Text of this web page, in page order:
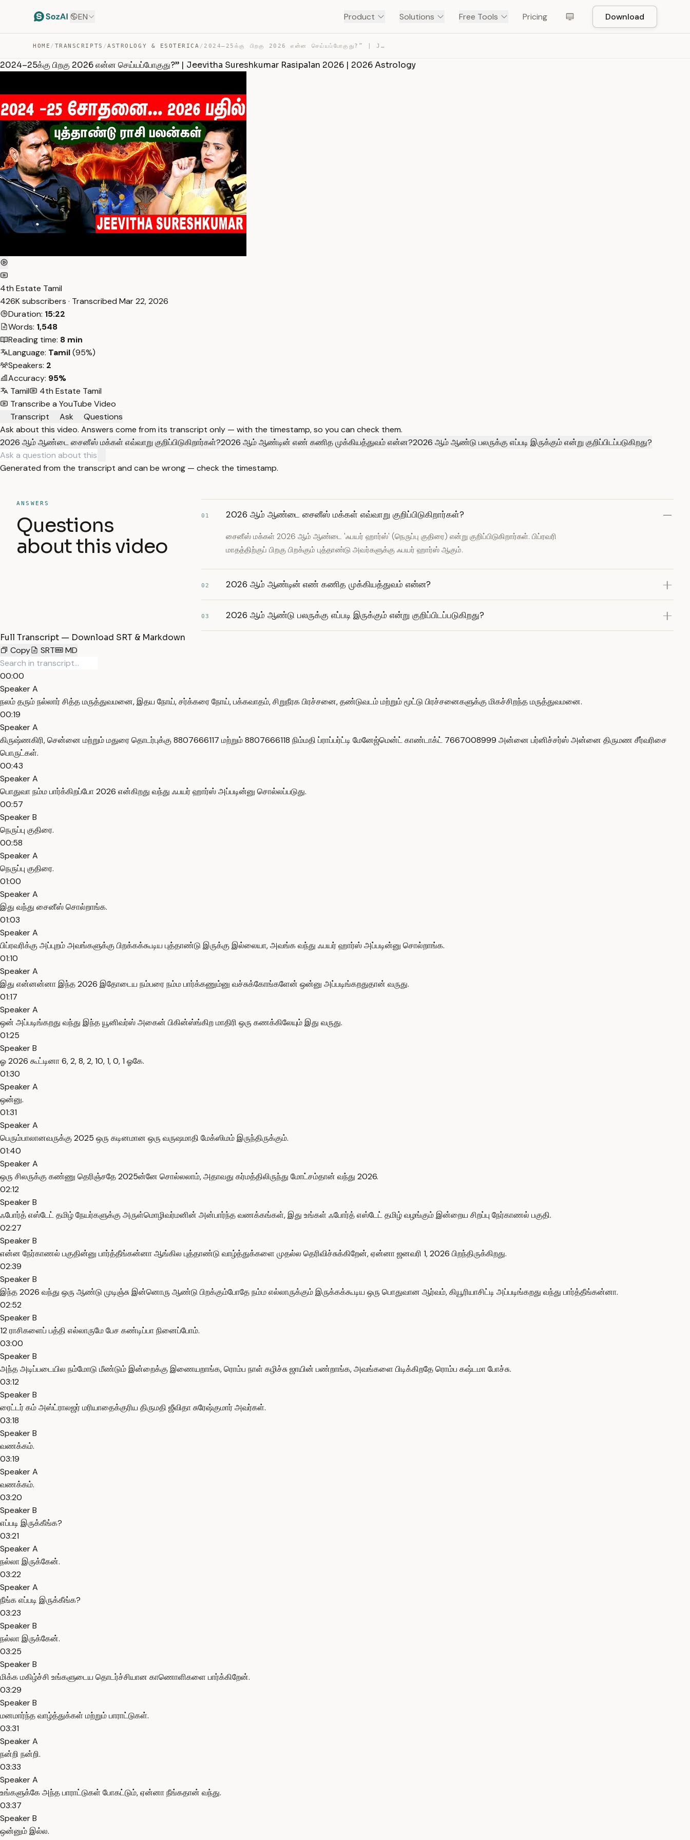
EN Product Solutions Free Tools Pricing Download
HOME / TRANSCRIPTS /ASTROLOGY & ESOTERICA / 2024–25க்கு பிறகு 2026 என்ன செய்யப்போகுது?” | JEEVITHA … — TRANSCRIPT
2024–25க்கு பிறகு 2026 என்ன செய்யப்போகுது?” | Jeevitha Sureshkumar Rasipalan 2026 | 2026 Astrology
4th Estate Tamil
426K subscribers · Transcribed Mar 22, 2026
Duration: 15:22
Words: 1,548
Reading time: 8 min
Language: Tamil(95%)
Speakers: 2
Accuracy: 95%
Tamil
4th Estate Tamil
Transcribe a YouTube Video
Transcript
Ask
Questions
Ask about this video. Answers come from its transcript only — with the timestamp, so you can check them.
2026 ஆம் ஆண்டை சைனீஸ் மக்கள் எவ்வாறு குறிப்பிடுகிறார்கள்?2026 ஆம் ஆண்டின் எண் கணித முக்கியத்துவம் என்ன?2026 ஆம் ஆண்டு பலருக்கு எப்படி இருக்கும் என்று குறிப்பிடப்படுகிறது?
Generated from the transcript and can be wrong — check the timestamp.
ANSWERS
Questions
about this video
01 2026 ஆம் ஆண்டை சைனீஸ் மக்கள் எவ்வாறு குறிப்பிடுகிறார்கள்?
சைனீஸ் மக்கள் 2026 ஆம் ஆண்டை 'ஃபயர் ஹார்ஸ்' (நெருப்பு குதிரை) என்று குறிப்பிடுகிறார்கள். பிப்ரவரி
மாதத்திற்குப் பிறகு பிறக்கும் புத்தாண்டு அவர்களுக்கு ஃபயர் ஹார்ஸ் ஆகும்.
02 2026 ஆம் ஆண்டின் எண் கணித முக்கியத்துவம் என்ன?
03 2026 ஆம் ஆண்டு பலருக்கு எப்படி இருக்கும் என்று குறிப்பிடப்படுகிறது?
Full Transcript — Download SRT & Markdown
Copy
SRT MD
00:00
Speaker A
நலம் தரும் நல்லார் சித்த மருத்துவமனை, இதய நோய், சர்க்கரை நோய், பக்கவாதம், சிறுநீரக பிரச்சனை, தண்டுவடம் மற்றும் மூட்டு பிரச்சனைகளுக்கு மிகச்சிறந்த மருத்துவமனை.
00:19
Speaker A
கிருஷ்ணகிரி, சென்னை மற்றும் மதுரை தொடர்புக்கு 8807666117 மற்றும் 8807666118 நிம்மதி ப்ராப்பர்ட்டி மேனேஜ்மென்ட் காண்டாக்ட் 7667008999 அன்னை பர்னிச்சர்ஸ் அன்னை திருமண சீர்வரிசை
பொருட்கள்.
00:43
Speaker A
பொதுவா நம்ம பார்க்கிறப்போ 2026 என்கிறது வந்து ஃபயர் ஹார்ஸ் அப்படின்னு சொல்லப்படுது.
00:57
Speaker B
நெருப்பு குதிரை.
00:58
Speaker A
நெருப்பு குதிரை.
01:00
Speaker A
இது வந்து சைனீஸ் சொல்றாங்க.
01:03
Speaker A
பிப்ரவரிக்கு அப்புறம் அவங்களுக்கு பிறக்கக்கூடிய புத்தாண்டு இருக்கு இல்லையா, அவங்க வந்து ஃபயர் ஹார்ஸ் அப்படின்னு சொல்றாங்க.
01:10
Speaker A
இது என்னன்னா இந்த 2026 இதோடைய நம்பரை நம்ம பார்க்கணும்னு வச்சுக்கோங்களேன் ஒன்னு அப்படிங்கறதுதான் வருது.
01:17
Speaker A
ஒன் அப்படிங்கறது வந்து இந்த யூனிவர்ஸ் அகைன் பிகின்ஸ்ங்கிற மாதிரி ஒரு கணக்கிலேயும் இது வருது.
01:25
Speaker B
ஓ 2026 கூட்டினா 6, 2, 8, 2, 10, 1, 0, 1 ஓகே.
01:30
Speaker A
ஒன்னு.
01:31
Speaker A
பெரும்பாலானவருக்கு 2025 ஒரு கடினமான ஒரு வருஷமாதி மேக்ஸிமம் இருந்திருக்கும்.
01:40
Speaker A
ஒரு சிலருக்கு கண்ணு தெரிஞ்சதே 2025ன்னே சொல்லலாம், அதாவது கர்மத்திலிருந்து மோட்சம்தான் வந்து 2026.
02:12
Speaker B
ஃபோர்த் எஸ்டேட் தமிழ் நேயர்களுக்கு அருள்மொழிவர்மனின் அன்பார்ந்த வணக்கங்கள், இது உங்கள் ஃபோர்த் எஸ்டேட் தமிழ் வழங்கும் இன்றைய சிறப்பு நேர்காணல் பகுதி.
02:27
Speaker B
என்ன நேர்காணல் பகுதின்னு பார்த்தீங்கன்னா ஆங்கில புத்தாண்டு வாழ்த்துக்களை முதல்ல தெரிவிச்சுக்கிறேன், ஏன்னா ஜனவரி 1, 2026 பிறந்திருக்கிறது.
02:39
Speaker B
இந்த 2026 வந்து ஒரு ஆண்டு முடிஞ்சு இன்னொரு ஆண்டு பிறக்கும்போதே நம்ம எல்லாருக்கும் இருக்கக்கூடிய ஒரு பொதுவான ஆர்வம், கியூரியாசிட்டி அப்படிங்கறது வந்து பார்த்தீங்கன்னா.
02:52
Speaker B
12 ராசிகளைப் பத்தி எல்லாருமே பேச கண்டிப்பா நினைப்போம்.
03:00
Speaker B
அந்த அடிப்படையில நம்மோடு மீண்டும் இன்றைக்கு இணையறாங்க, ரொம்ப நாள் கழிச்சு ஜாயின் பண்றாங்க, அவங்களை பிடிக்கிறதே ரொம்ப கஷ்டமா போச்சு.
03:12
Speaker B
ரைட்டர் கம் அஸ்ட்ராலஜர் மரியாதைக்குரிய திருமதி ஜீவிதா சுரேஷ்குமார் அவர்கள்.
03:18
Speaker B
வணக்கம்.
03:19
Speaker A
வணக்கம்.
03:20
Speaker B
எப்படி இருக்கீங்க?
03:21
Speaker A
நல்லா இருக்கேன்.
03:22
Speaker A
நீங்க எப்படி இருக்கீங்க?
03:23
Speaker B
நல்லா இருக்கேன்.
03:25
Speaker B
மிக்க மகிழ்ச்சி உங்களுடைய தொடர்ச்சியான காணொளிகளை பார்க்கிறேன்.
03:29
Speaker B
மனமார்ந்த வாழ்த்துக்கள் மற்றும் பாராட்டுகள்.
03:31
Speaker A
நன்றி நன்றி.
03:33
Speaker A
உங்களுக்கே அந்த பாராட்டுகள் போகட்டும், ஏன்னா நீங்கதான் வந்து.
03:37
Speaker B
ஒன்னும் இல்ல.